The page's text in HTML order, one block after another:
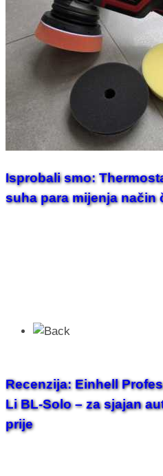
Isprobali smo:
suha para mijenja način
Recenzija: Einhell
Li BL-Solo – za sjajan
prije